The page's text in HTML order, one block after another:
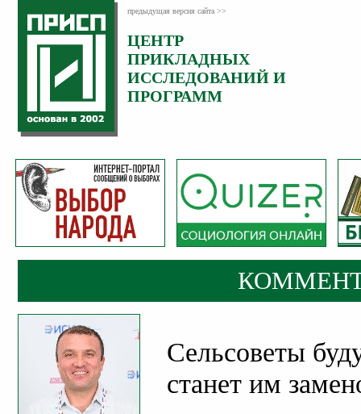
предыдущая версия сайта >>
ЦЕНТР
ПРИКЛАДНЫХ
ИССЛЕДОВАНИЙ И
ПРОГРАММ
Сельсоветы
станет им
Категория:
Комментарии